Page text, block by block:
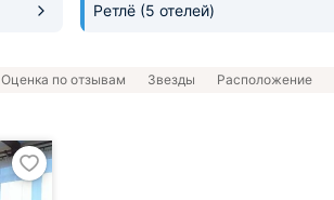
Ретлё (5 отелей)
Оценка по отзывам Звезды Расположение